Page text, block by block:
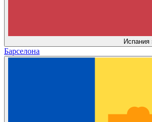
Испания
Барселона